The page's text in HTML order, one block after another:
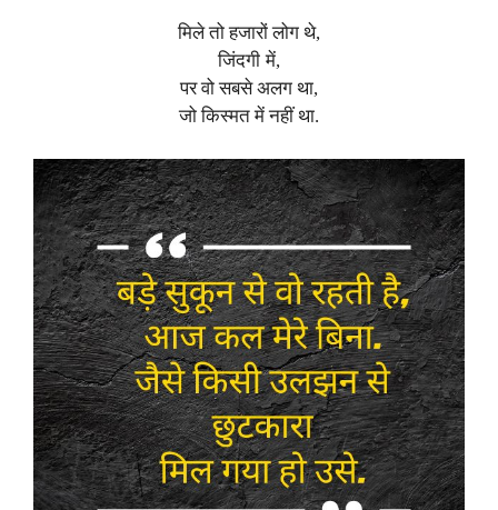
मिले तो हजारों लोग थे,
जिंदगी में,
पर वो सबसे अलग था,
जो किस्मत में नहीं था.